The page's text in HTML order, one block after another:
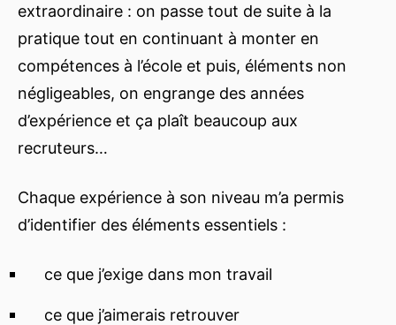
extraordinaire : on passe tout de suite à la
pratique tout en continuant à monter en
compétences à l’école et puis, éléments non
négligeables, on engrange des années
d’expérience et ça plaît beaucoup aux
recruteurs…
Chaque expérience à son niveau m’a permis
d’identifier des éléments essentiels :
ce que j’exige dans mon travail
ce que j’aimerais retrouver